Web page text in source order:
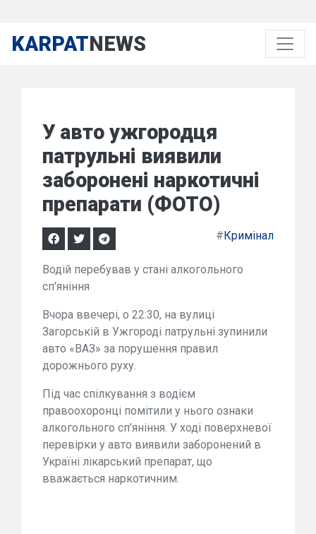
KARPATNEWS
У авто ужгородця
патрульні виявили
заборонені наркотичні
препарати (ФОТО)
#Кримінал
Водій перебував у стані алкогольного
сп'яніння
Вчора ввечері, о 22:30, на вулиці
Загорській в Ужгороді патрульні зупинили
авто «ВАЗ» за порушення правил
дорожнього руху.
Під час спілкування з водієм
правоохоронці помітили у нього ознаки
алкогольного сп’яніння. У ході поверхневої
перевірки у авто виявили заборонений в
Україні лікарський препарат, що
вважається наркотичним.